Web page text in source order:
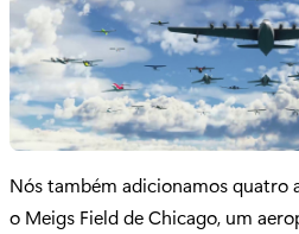
Nós também adicionamos quatro
o Meigs Field de Chicago, um